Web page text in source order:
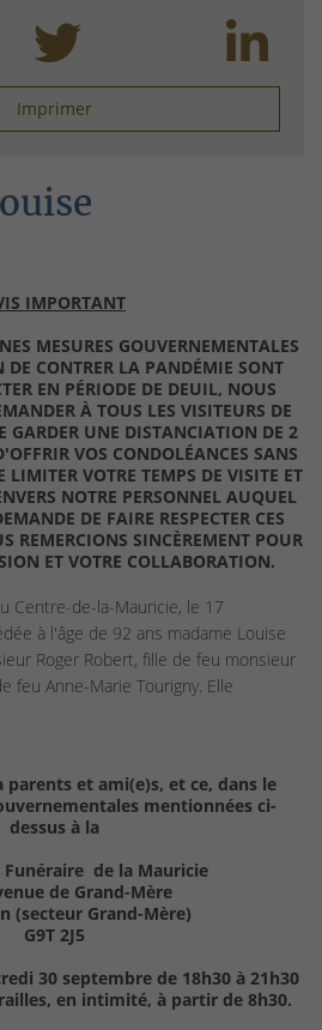
Imprimer
IMPORTANT
MESURES GOUVERNEMENTALES
DE CONTRER LA PANDÉMIE SONT
EN PÉRIODE DE DEUIL, NOUS
À TOUS LES VISITEURS DE
GARDER UNE DISTANCIATION DE 2
VOS CONDOLÉANCES SANS
LIMITER VOTRE TEMPS DE VISITE ET
NOTRE PERSONNEL AUQUEL
DE FAIRE RESPECTER CES
REMERCIONS SINCÈREMENT POUR
ET VOTRE COLLABORATION.
Centre-de-la-Mauricie, le 17
à l'âge de 92 ans madame Louise
Roger Robert, fille de feu monsieur
feu Anne-Marie Tourigny. Elle
parents et ami(e)s, et ce, dans le
mentionnées ci-
dessus à la
Funéraire de la Mauricie
de Grand-Mère
(secteur Grand-Mère)
G9T 2J5
30 septembre de 18h30 à 21h30
en intimité, à partir de 8h30.